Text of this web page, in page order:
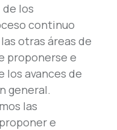
los
continuo
otras áreas de
proponerse e
los avances de
general.
las
e